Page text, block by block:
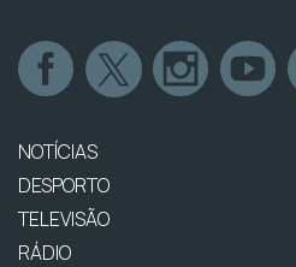
NOTÍCIAS
DESPORTO
TELEVISÃO
RÁDIO